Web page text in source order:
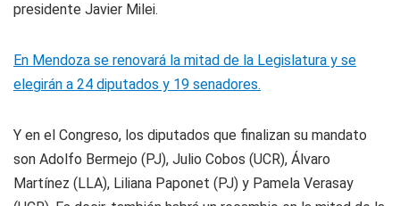
presidente Javier Milei.
En Mendoza se renovará la mitad de la Legislatura y se
elegirán a 24 diputados y 19 senadores.
Y en el Congreso, los diputados que finalizan su mandato
son Adolfo Bermejo (PJ), Julio Cobos (UCR), Álvaro
Martínez (LLA), Liliana Paponet (PJ) y Pamela Verasay